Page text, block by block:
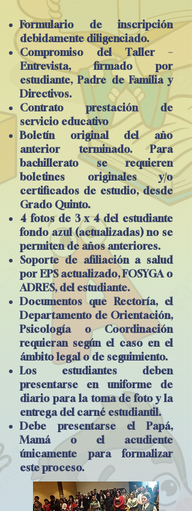
Formulario de inscripción
debidamente diligenciado.
Compromiso del Taller –
Entrevista, firmado por
estudiante, Padre de Familia y
Directivos.
Contrato prestación de
servicio educativo
Boletín original del año
anterior terminado. Para
bachillerato se requieren
boletines originales y/o
certificados de estudio, desde
Grado Quinto.
4 fotos de 3 x 4 del estudiante
fondo azul (actualizadas) no se
permiten de años anteriores.
Soporte de afiliación a salud
por EPS actualizado, FOSYGA o
ADRES, del estudiante.
Documentos que Rectoría, el
Departamento de Orientación,
Psicología o Coordinación
requieran según el caso en el
ámbito legal o de seguimiento.
Los estudiantes deben
presentarse en uniforme de
diario para la toma de foto y la
entrega del carné estudiantil.
Debe presentarse el Papá,
Mamá o el acudiente
únicamente para formalizar
este proceso.